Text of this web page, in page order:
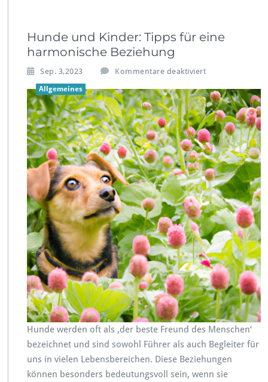
Hunde und Kinder: Tipps für eine
harmonische Beziehung
Sep. 3,2023 Kommentare deaktiviert
r
H
u
n
d
e
u
n
d
K
i
n
d
e
r:
T
i
p
p
s
f
ü
r
Allgemeines
Hunde werden oft als ‚der beste Freund des Menschen‘
bezeichnet und sind sowohl Führer als auch Begleiter für
uns in vielen Lebensbereichen. Diese Beziehungen
können besonders bedeutungsvoll sein, wenn sie